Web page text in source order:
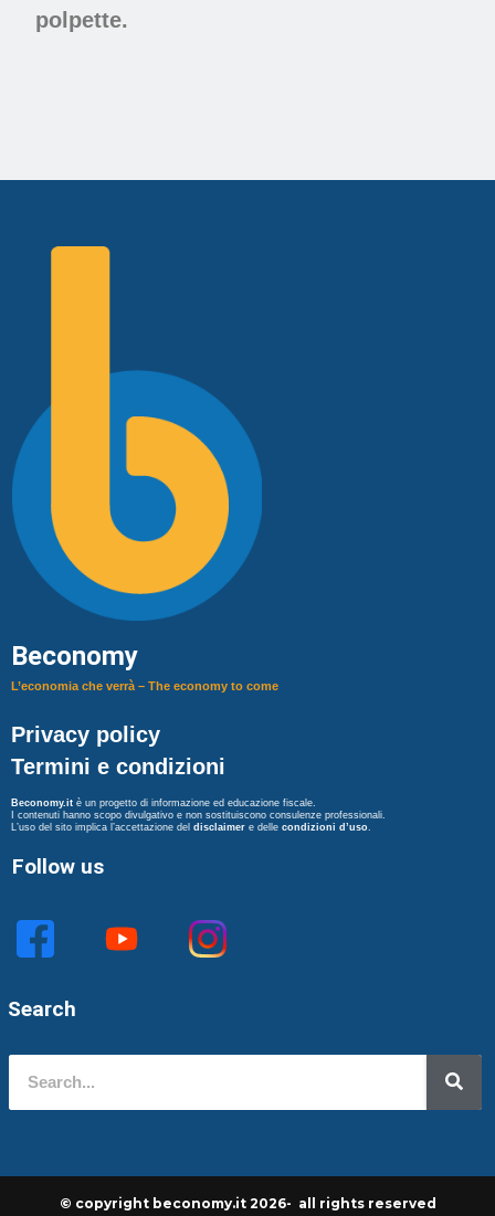
polpette.
Beconomy
L’economia che verrà – The economy to come
Privacy policy
Termini e condizioni
Beconomy.it è un progetto di informazione ed educazione fiscale.
I contenuti hanno scopo divulgativo e non sostituiscono consulenze professionali.
L’uso del sito implica l’accettazione del disclaimer e delle condizioni d’uso
Follow us
Search
© copyright beconomy.it 2026- all rights reserved